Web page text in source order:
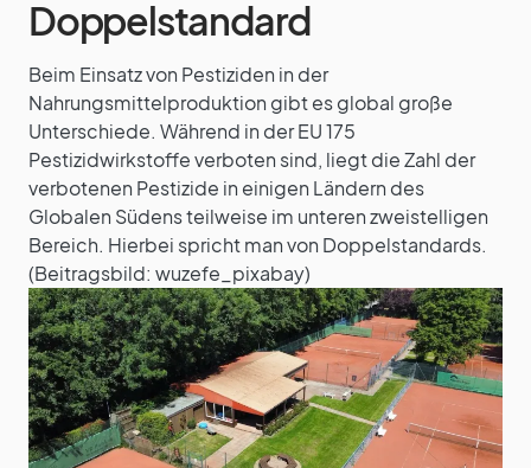
Doppelstandard
Beim Einsatz von Pestiziden in der
Nahrungsmittelproduktion gibt es global große
Unterschiede. Während in der EU 175
Pestizidwirkstoffe verboten sind, liegt die Zahl der
verbotenen Pestizide in einigen Ländern des
Globalen Südens teilweise im unteren zweistelligen
Bereich. Hierbei spricht man von Doppelstandards.
(Beitragsbild: wuzefe_pixabay)